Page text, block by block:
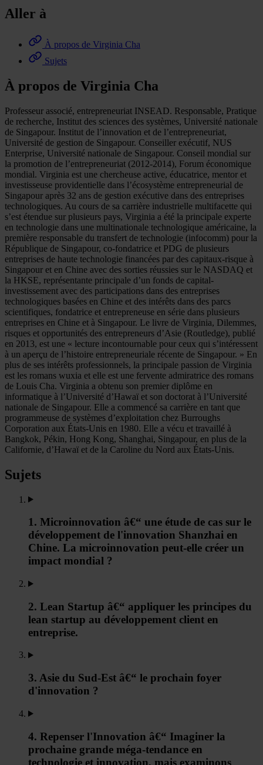
Aller à
À propos de Virginia Cha
Sujets
À propos de Virginia Cha
Professeur associé, entrepreneuriat INSEAD. Responsable, Pratique
de recherche, Institut des sciences des systèmes, Université nationale
de Singapour. Institut de l’innovation et de l’entrepreneuriat,
Université de gestion de Singapour. Conseiller exécutif, NUS
Enterprise, Université nationale de Singapour. Conseil mondial sur
la promotion de l’entrepreneuriat (2012-2014), Forum économique
mondial. Virginia est une chercheuse active, éducatrice, mentor et
investisseuse providentielle dans l’écosystème entrepreneurial de
Singapour après 32 ans de gestion exécutive dans des entreprises
technologiques. Au cours de sa carrière industrielle multifacette qui
s’est étendue sur plusieurs pays, Virginia a été la principale experte
en technologie dans une multinationale technologique américaine, la
première responsable du transfert de technologie (infocomm) pour la
République de Singapour, co-fondatrice et PDG de plusieurs
entreprises de haute technologie financées par des capitaux-risque à
Singapour et en Chine avec des sorties réussies sur le NASDAQ et
la HKSE, représentante principale d’un fonds de capital-
investissement avec des participations dans des entreprises
technologiques basées en Chine et des intérêts dans des parcs
scientifiques, fondatrice et entrepreneuse en série dans plusieurs
entreprises en Chine et à Singapour. Le livre de Virginia, Dilemmes,
risques et opportunités des entrepreneurs d’Asie (Routledge), publié
en 2013, est une « lecture incontournable pour ceux qui s’intéressent
à un aperçu de l’histoire entrepreneuriale récente de Singapour. » En
plus de ses intérêts professionnels, la principale passion de Virginia
est les romans wuxia et elle est une fervente admiratrice des romans
de Louis Cha. Virginia a obtenu son premier diplôme en
informatique à l’Université d’Hawaï et son doctorat à l’Université
nationale de Singapour. Elle a commencé sa carrière en tant que
programmeuse de systèmes d’exploitation chez Burroughs
Corporation aux États-Unis en 1980. Elle a vécu et travaillé à
Bangkok, Pékin, Hong Kong, Shanghai, Singapour, en plus de la
Californie, d’Hawaï et de la Caroline du Nord aux États-Unis.
Sujets
1. Microinnovation â€“ une étude de cas sur le
développement de l'innovation Shanzhai en
Chine. La microinnovation peut-elle créer un
impact mondial ?
2. Lean Startup â€“ appliquer les principes du
lean startup au développement client en
entreprise.
3. Asie du Sud-Est â€“ le prochain foyer
d'innovation ?
4. Repenser l'Innovation â€“ Imaginer la
prochaine grande méga-tendance en
technologie et innovation, mais examinons